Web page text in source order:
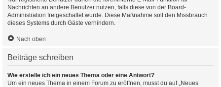
Nachrichten an andere Benutzer nutzen, falls diese von der Board-
Administration freigeschaltet wurde. Diese Maßnahme soll den Missbrauch
dieses Systems durch Gäste verhindern.
Nach oben
Beiträge schreiben
Wie erstelle ich ein neues Thema oder eine Antwort?
Um ein neues Thema in einem Forum zu eröffnen, musst du auf „Neues